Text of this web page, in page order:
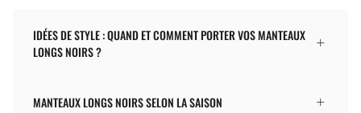
IDÉES DE STYLE : QUAND ET COMMENT PORTER VOS MANTEAUX
LONGS NOIRS ?
MANTEAUX LONGS NOIRS SELON LA SAISON